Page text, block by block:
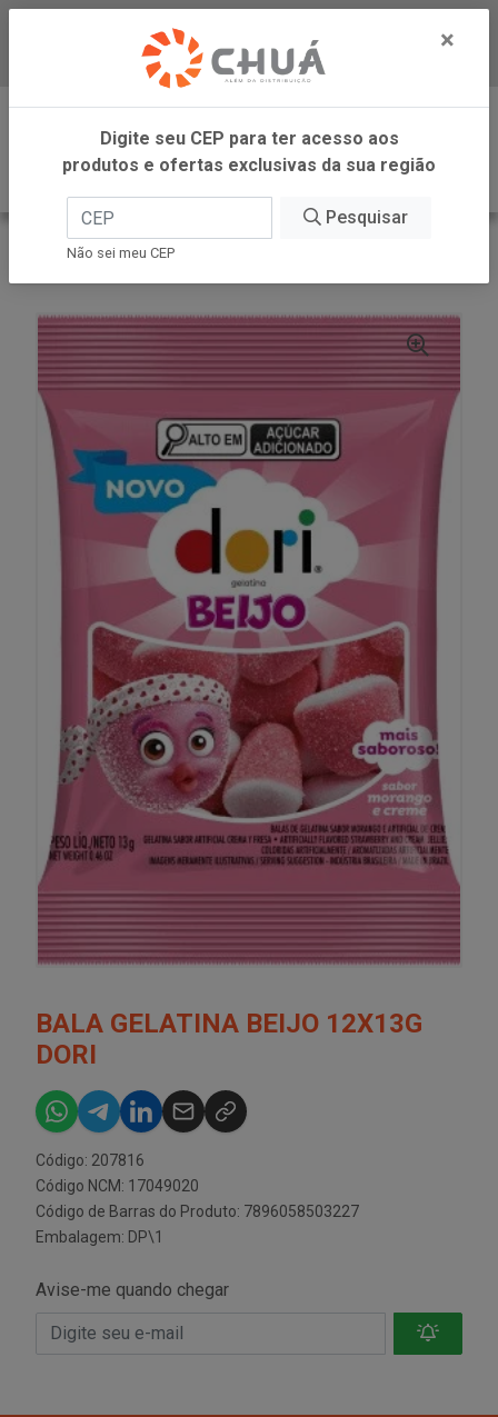
Baixe já nosso APP
0
INÍCIO
DORI GELATINA
BALA GELATINA BEIJO 12X13G
DORI
Código: 207816
Código NCM: 17049020
Código de Barras do Produto: 7896058503227
Embalagem: DP\1
Avise-me quando chegar
×
Digite seu CEP para ter acesso aos
produtos e ofertas exclusivas da sua região
Pesquisar
Não sei meu CEP